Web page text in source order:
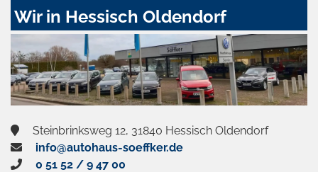
Wir in Hessisch Oldendorf
Steinbrinksweg 12, 31840 Hessisch Oldendorf
info@autohaus-soeffker.de
0 51 52 / 9 47 00